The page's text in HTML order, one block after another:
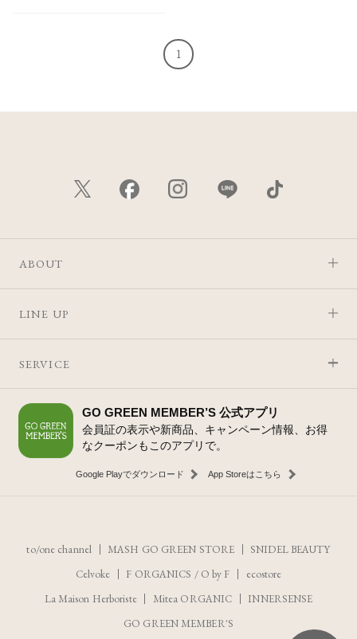
1
ABOUT
LINE UP
SERVICE
GO GREEN MEMBER’S 公式アプリ
会員証の表示や新商品、キャンペーン情報、お得
なクーポンもこのアプリで。
Google Playでダウンロード App Storeはこちら
to/one channel MASH GO GREEN STORE
SNIDEL BEAUTY
Celvoke
F ORGANICS / O by F
ecostore
La Maison Herboriste
Mitea ORGANIC
INNERSENSE
GO GREEN MEMBER'S